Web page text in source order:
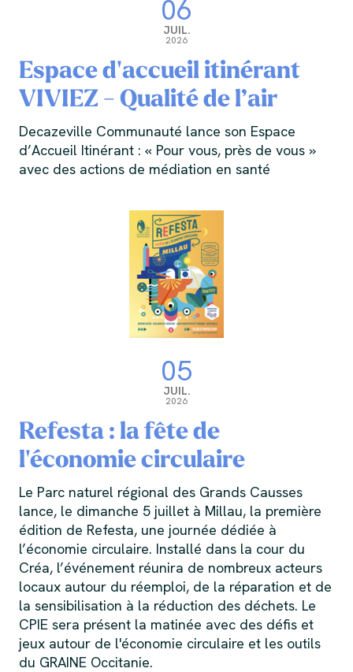
06
JUIL.
2026
Espace d'accueil itinérant
VIVIEZ - Qualité de l’air
Decazeville Communauté lance son Espace
d’Accueil Itinérant : « Pour vous, près de vous »
avec des actions de médiation en santé
05
JUIL.
2026
Refesta : la fête de
l'économie circulaire
Le Parc naturel régional des Grands Causses
lance, le dimanche 5 juillet à Millau, la première
édition de Refesta, une journée dédiée à
l’économie circulaire. Installé dans la cour du
Créa, l’événement réunira de nombreux acteurs
locaux autour du réemploi, de la réparation et de
la sensibilisation à la réduction des déchets. Le
CPIE sera présent la matinée avec des défis et
jeux autour de l'économie circulaire et les outils
du GRAINE Occitanie.